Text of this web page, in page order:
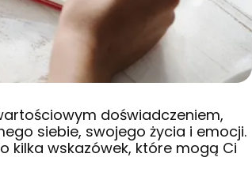
doświadczeniem,
siebie, swojego życia i emocji.
kilka wskazówek, które mogą Ci